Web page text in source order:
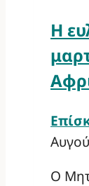
Η
Ο